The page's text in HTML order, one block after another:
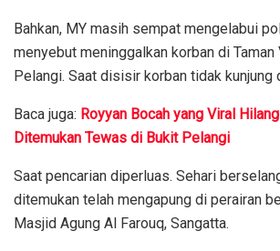
Bahkan, MY masih sempat mengelabui
menyebut meninggalkan korban di Taman
Pelangi. Saat disisir korban tidak kunjung
Baca juga: Royyan Bocah yang Viral
Ditemukan Tewas di Bukit Pelangi
Saat pencarian diperluas. Sehari
ditemukan telah mengapung di perairan
Masjid Agung Al Farouq, Sangatta.